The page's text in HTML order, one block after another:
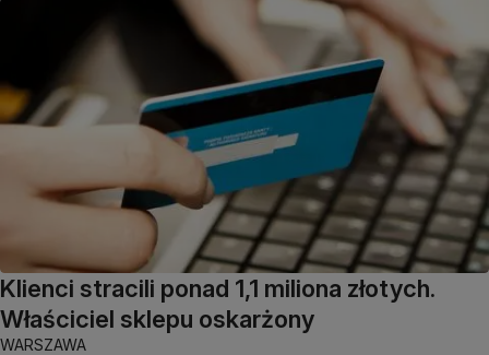
Klienci stracili ponad 1,1 miliona złotych.
Właściciel sklepu oskarżony
WARSZAWA